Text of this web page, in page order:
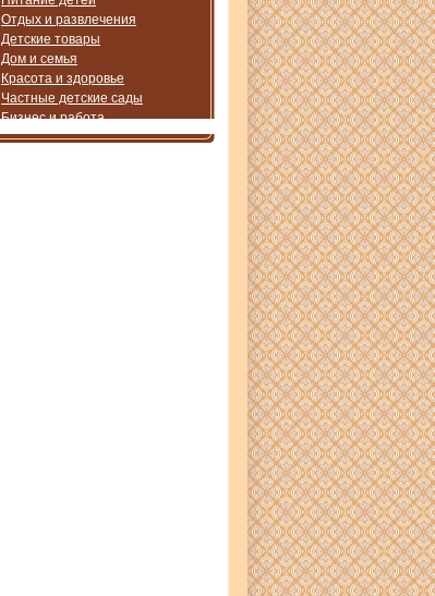
Отдых и развлечения
Детские товары
Дом и семья
Красота и здоровье
Частные детские сады
Бизнес и работа